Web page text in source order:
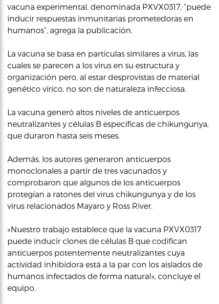
vacuna experimental, denominada PXVX0317, “puede
inducir respuestas inmunitarias prometedoras en
humanos”, agrega la publicación.
La vacuna se basa en partículas similares a virus, las
cuales se parecen a los virus en su estructura y
organización pero, al estar desprovistas de material
genético vírico, no son de naturaleza infecciosa.
La vacuna generó altos niveles de anticuerpos
neutralizantes y células B específicas de chikungunya,
que duraron hasta seis meses.
Además, los autores generaron anticuerpos
monoclonales a partir de tres vacunados y
comprobaron que algunos de los anticuerpos
protegían a ratones del virus chikungunya y de los
virus relacionados Mayaro y Ross River.
«Nuestro trabajo establece que la vacuna PXVX0317
puede inducir clones de células B que codifican
anticuerpos potentemente neutralizantes cuya
actividad inhibidora está a la par con los aislados de
humanos infectados de forma natural», concluye el
equipo.